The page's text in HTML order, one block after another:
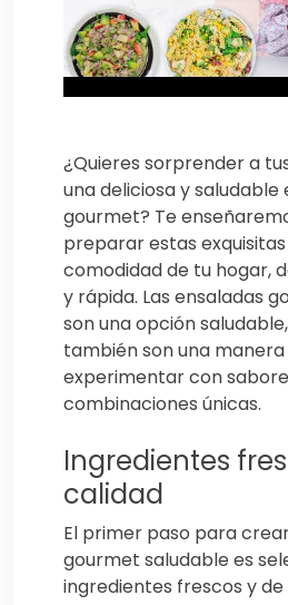
¿Quieres sorprender a
una deliciosa y saludable
gourmet? Te
preparar estas
comodidad de tu hogar,
y rápida. Las ensaladas
son una opción
también son una
experimentar con
combinaciones únicas.
Ingredientes
calidad
El primer paso para
gourmet saludable es
ingredientes frescos y